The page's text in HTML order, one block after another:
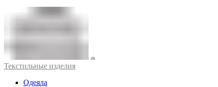
Текстильные изделия
Одеяла